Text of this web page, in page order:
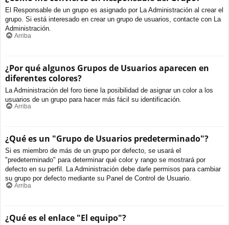
El Responsable de un grupo es asignado por La Administración al crear el
grupo. Si está interesado en crear un grupo de usuarios, contacte con La
Administración.
Arriba
¿Por qué algunos Grupos de Usuarios aparecen en
diferentes colores?
La Administración del foro tiene la posibilidad de asignar un color a los
usuarios de un grupo para hacer más fácil su identificación.
Arriba
¿Qué es un "Grupo de Usuarios predeterminado"?
Si es miembro de más de un grupo por defecto, se usará el
"predeterminado" para determinar qué color y rango se mostrará por
defecto en su perfil. La Administración debe darle permisos para cambiar
su grupo por defecto mediante su Panel de Control de Usuario.
Arriba
¿Qué es el enlace "El equipo"?